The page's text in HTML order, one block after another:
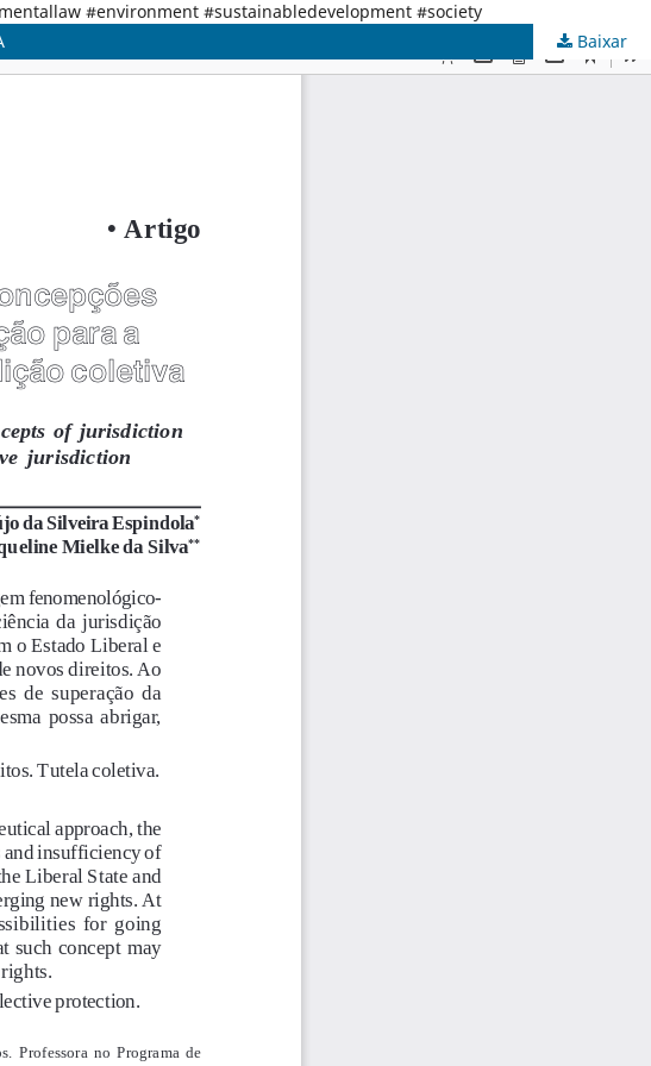
#environment #sustainabledevelopment #society
Baixar